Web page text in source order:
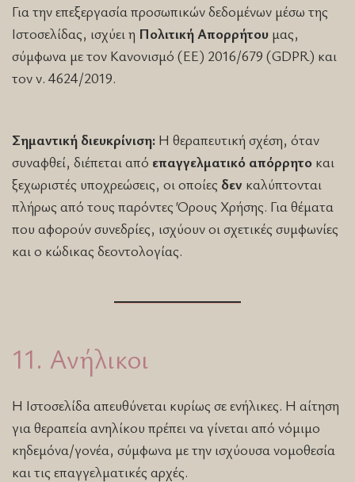
Για την επεξεργασία προσωπικών δεδομένων μέσω της
Ιστοσελίδας, ισχύει η Πολιτική Απορρήτου μας,
σύμφωνα με τον Κανονισμό (ΕΕ) 2016/679 (GDPR) και
τον ν. 4624/2019.
Σημαντική διευκρίνιση: Η θεραπευτική σχέση, όταν
συναφθεί, διέπεται από επαγγελματικό απόρρητο και
ξεχωριστές υποχρεώσεις, οι οποίες δεν καλύπτονται
πλήρως από τους παρόντες Όρους Χρήσης. Για θέματα
που αφορούν συνεδρίες, ισχύουν οι σχετικές συμφωνίες
και ο κώδικας δεοντολογίας.
11. Ανήλικοι
Η Ιστοσελίδα απευθύνεται κυρίως σε ενήλικες. Η αίτηση
για θεραπεία ανηλίκου πρέπει να γίνεται από νόμιμο
κηδεμόνα/γονέα, σύμφωνα με την ισχύουσα νομοθεσία
και τις επαγγελματικές αρχές.